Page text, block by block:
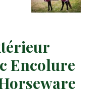
Encolure